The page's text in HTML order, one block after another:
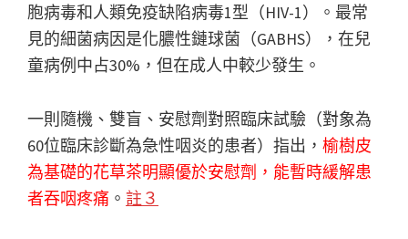
胞病毒和人類免疫缺陷病毒1型（HIV-1）。最常
見的細菌病因是化膿性鏈球菌（GABHS），在兒
童病例中占30%，但在成人中較少發生。
一則隨機、雙盲、安慰劑對照臨床試驗（對象為
60位臨床診斷為急性咽炎的患者）指出， 榆樹皮
為基礎的花草茶明顯優於安慰劑，能暫時緩解患
者吞咽疼痛 。 註３